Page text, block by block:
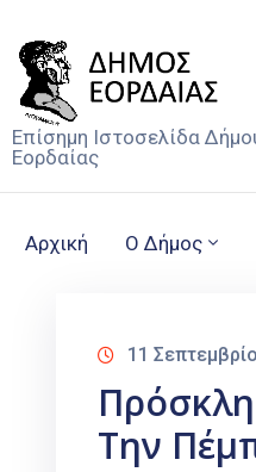
Επίσημη Ιστοσελίδα
Εορδαίας
Αρχική Ο Δήμος
11
Την